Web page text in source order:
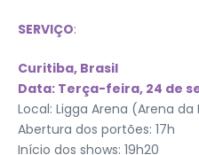
SERVIÇO:
Curitiba, Brasil
Data: Terça-feira, 24 de
Local: Ligga Arena (Arena da
Abertura dos portões: 17h
Início dos shows: 19h20